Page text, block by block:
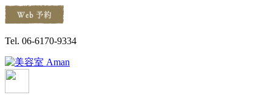
Tel. 06-6170-9334